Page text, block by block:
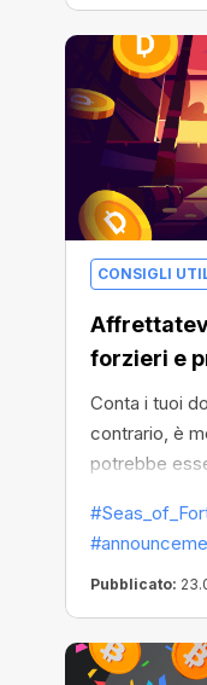
CONSIGLI
forzieri e
Conta i tuoi
contrario, è
potrebbe
Pubblicato: